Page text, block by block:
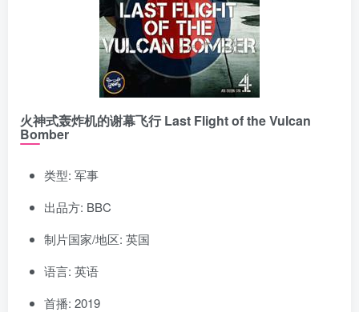
火神式轰炸机的谢幕飞行 Last Flight of the Vulcan
Bomber
类型: 军事
出品方: BBC
制片国家/地区: 英国
语言: 英语
首播: 2019